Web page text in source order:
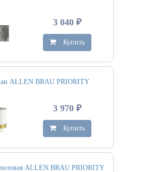
3 040 ₽
Купить
ALLEN BRAU PRIORITY
3 970 ₽
Купить
ALLEN BRAU PRIORITY